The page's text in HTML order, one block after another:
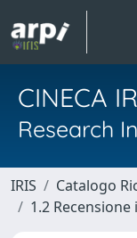
CINECA
Research
IRIS Catalogo
1.2